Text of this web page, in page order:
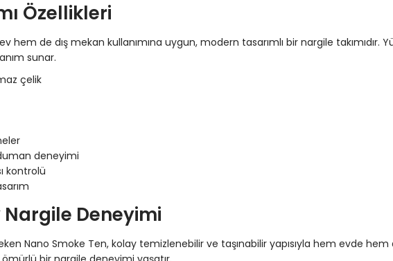
Özellikleri
hem de dış mekan kullanımına uygun, modern tasarımlı bir nargile takımıdır.
sunar.
çelik
deneyimi
kontrolü
Nargile Deneyimi
Nano Smoke Ten, kolay temizlenebilir ve taşınabilir yapısıyla hem evde